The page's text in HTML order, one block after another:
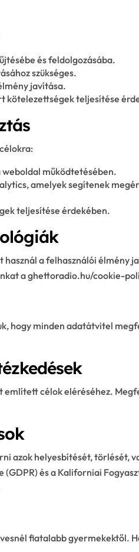
és feldolgozásába.
szükséges.
javítása.
kötelezettségek teljesítése
működtetésében.
amelyek segítenek
teljesítése érdekében.
a felhasználói élmény
a ghettoradio.hu/cookie-
hogy minden adatátvitel
említett célok eléréséhez.
azok helyesbítését, törlését,
és a Kaliforniai
fiatalabb gyermekektől.